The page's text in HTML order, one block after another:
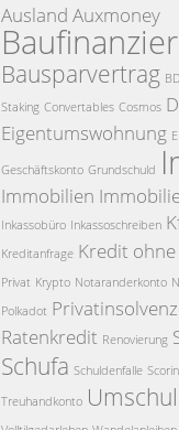
Ausland Auxmoney
Bausparvertrag
Staking Convertables Cosmos
Eigentumswohnung
Geschäftskonto Grundschuld
Immobilien
Inkassobüro Inkassoschreiben
Kreditanfrage Kredit ohne
Privat Krypto Notaranderkonto
Polkadot Privatinsolvenz
Ratenkredit Renovierung
Schufa Schuldenfalle
Treuhandkonto